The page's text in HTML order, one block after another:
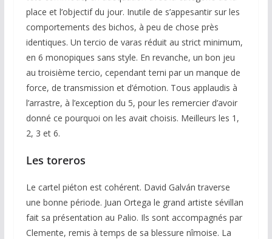
place et l’objectif du jour. Inutile de s’appesantir sur les
comportements des bichos, à peu de chose près
identiques. Un tercio de varas réduit au strict minimum,
en 6 monopiques sans style. En revanche, un bon jeu
au troisième tercio, cependant terni par un manque de
force, de transmission et d’émotion. Tous applaudis à
l’arrastre, à l’exception du 5, pour les remercier d’avoir
donné ce pourquoi on les avait choisis. Meilleurs les 1,
2, 3 et 6.
Les toreros
Le cartel piéton est cohérent. David Galván traverse
une bonne période. Juan Ortega le grand artiste sévillan
fait sa présentation au Palio. Ils sont accompagnés par
Clemente, remis à temps de sa blessure nîmoise. La